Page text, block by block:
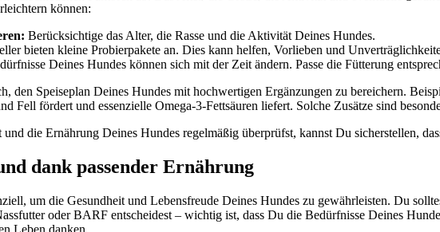
kön­nen:
Berück­sich­ti­ge das Alter, die Ras­se und die Akti­vi­tät Dei­nes Hun­des.
bie­ten klei­ne Pro­bier­pa­ke­te an. Dies kann hel­fen, Vor­lie­ben und
Dei­nes Hun­des kön­nen sich mit der Zeit ändern. Pas­se die Füt­te­rung
den Spei­se­plan Dei­nes Hun­des mit hoch­wer­ti­gen Ergän­zun­gen zu berei­chern.
Fell för­dert und essen­zi­el­le Ome­ga-3-Fett­säu­ren lie­fert. Sol­che Zusät­ze sind
die Ernäh­rung Dei­nes Hun­des regel­mä­ßig über­prüfst, kannst Du sicher­stel­len,
dank pas­sen­der Ernäh­rung
um die Gesund­heit und Lebens­freu­de Dei­nes Hun­des zu gewähr­leis­ten. Du
oder BARF ent­schei­dest – wich­tig ist, dass Du die Bedürf­nis­se Dei­nes
Leben dan­ken.